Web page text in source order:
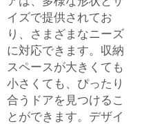
イズで提供されてお
り、さまざまなニーズ
に対応できます。収納
スペースが大きくても
小さくても、ぴったり
合うドアを見つけるこ
とができます。デザイ